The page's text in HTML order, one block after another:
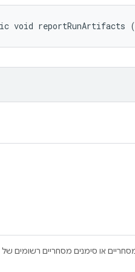
void reportRunArtifacts (